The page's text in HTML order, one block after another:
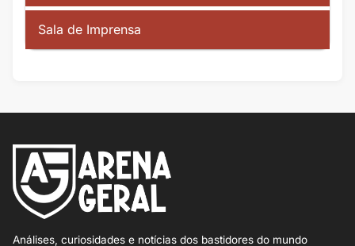
Sala de Imprensa
Análises, curiosidades e notícias dos bastidores do mundo